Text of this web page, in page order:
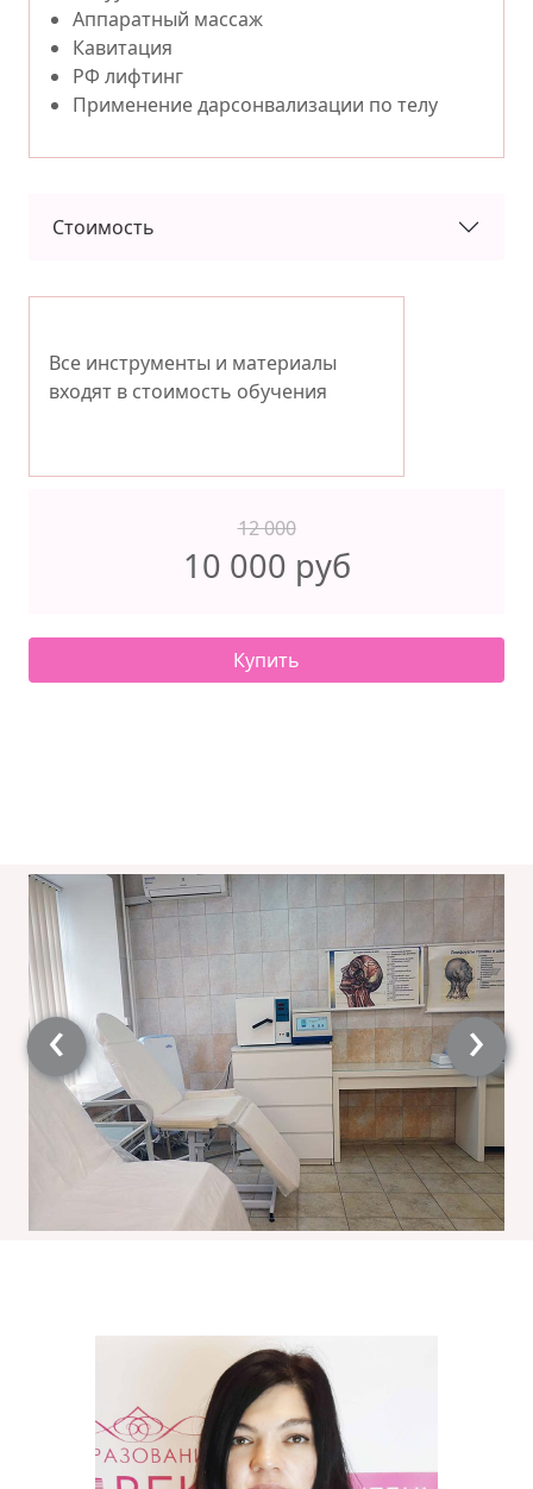
Аппаратный массаж
Кавитация
РФ лифтинг
Применение дарсонвализации по телу
Стоимость
Все инструменты и материалы
входят в стоимость обучения
12 000
10 000 руб
Купить
‹ ›